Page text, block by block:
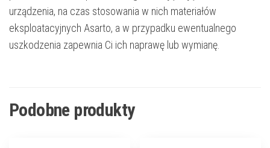
urządzenia, na czas stosowania w nich materiałów
eksploatacyjnych Asarto, a w przypadku ewentualnego
uszkodzenia zapewnia Ci ich naprawę lub wymianę.
Podobne produkty